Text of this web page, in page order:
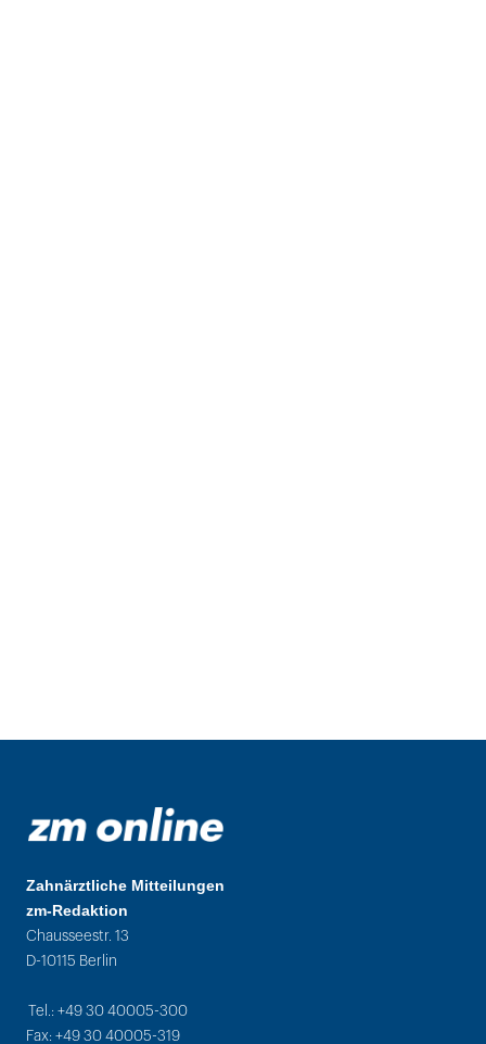
Zahnärztliche Mitteilungen
zm-Redaktion
Chausseestr. 13
D-10115 Berlin
Tel.: +49 30 40005-300
Fax: +49 30 40005-319